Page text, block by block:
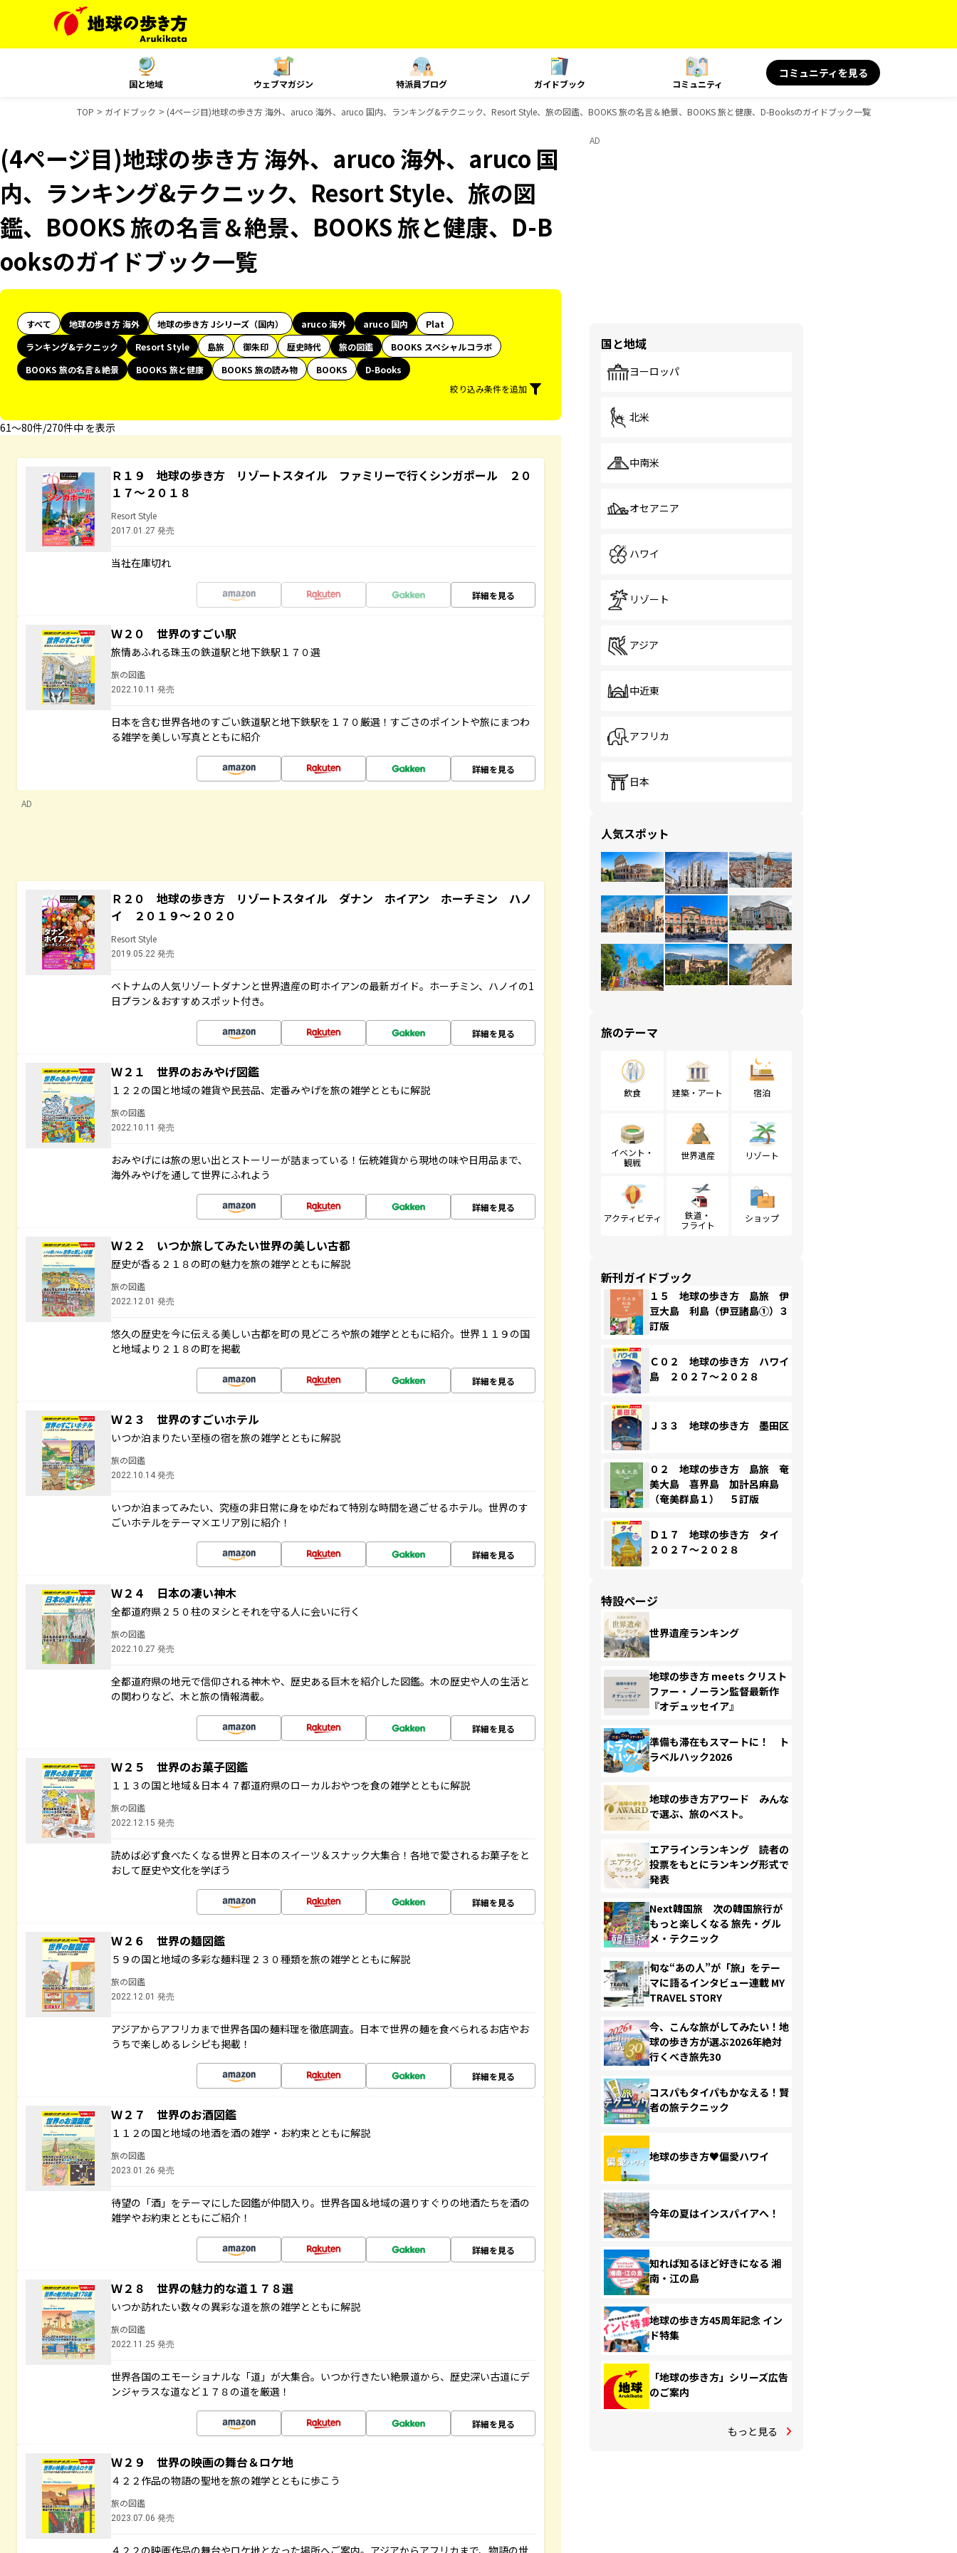
国と地域 ウェブマガジン 特派員ブログ ガイドブック コミュニティ
コミュニティを見る
TOP ガイドブック (4ページ目)地球の歩き方 海外、aruco 海外、aruco 国内、ランキング&テクニック、Resort Style、旅の図鑑、BOOKS 旅の名言＆絶景、BOOKS 旅と健康、D-Booksのガイドブック一覧
(4ページ目)地球の歩き方 海外、aruco 海外、aruco 国
内、ランキング&テクニック、Resort Style、旅の図
鑑、BOOKS 旅の名言＆絶景、BOOKS 旅と健康、D-B
ooksのガイドブック一覧
すべて 地球の歩き方 海外 地球の歩き方 Jシリーズ（国内） aruco 海外 aruco 国内
Plat
ランキング&テクニック
Resort Style 島旅 御朱印 歴史時代 旅の図鑑
BOOKS スペシャルコラボ
BOOKS 旅の名言＆絶景
BOOKS 旅と健康 BOOKS 旅の読み物 BOOKS
D-Books
絞り込み条件を追加
61〜80件/270件中 を表示
Ｒ１９ 地球の歩き方 リゾートスタイル ファミリーで行くシンガポール ２０
１７～２０１８
Resort Style
2017.01.27 発売
当社在庫切れ
詳細を見る
Ｗ２０ 世界のすごい駅
旅情あふれる珠玉の鉄道駅と地下鉄駅１７０選
旅の図鑑
2022.10.11 発売
日本を含む世界各地のすごい鉄道駅と地下鉄駅を１７０厳選！すごさのポイントや旅にまつわ
る雑学を美しい写真とともに紹介
詳細を見る
AD
Ｒ２０ 地球の歩き方 リゾートスタイル ダナン ホイアン ホーチミン ハノ
イ ２０１９～２０２０
Resort Style
2019.05.22 発売
ベトナムの人気リゾートダナンと世界遺産の町ホイアンの最新ガイド。ホーチミン、ハノイの1
日プラン＆おすすめスポット付き。
詳細を見る
Ｗ２１ 世界のおみやげ図鑑
１２２の国と地域の雑貨や民芸品、定番みやげを旅の雑学とともに解説
旅の図鑑
2022.10.11 発売
おみやげには旅の思い出とストーリーが詰まっている！伝統雑貨から現地の味や日用品まで、
海外みやげを通して世界にふれよう
詳細を見る
Ｗ２２ いつか旅してみたい世界の美しい古都
歴史が香る２１８の町の魅力を旅の雑学とともに解説
旅の図鑑
2022.12.01 発売
悠久の歴史を今に伝える美しい古都を町の見どころや旅の雑学とともに紹介。世界１１９の国
と地域より２１８の町を掲載
詳細を見る
Ｗ２３ 世界のすごいホテル
いつか泊まりたい至極の宿を旅の雑学とともに解説
旅の図鑑
2022.10.14 発売
いつか泊まってみたい、究極の非日常に身をゆだねて特別な時間を過ごせるホテル。世界のす
ごいホテルをテーマ×エリア別に紹介！
詳細を見る
Ｗ２４ 日本の凄い神木
全都道府県２５０柱のヌシとそれを守る人に会いに行く
旅の図鑑
2022.10.27 発売
全都道府県の地元で信仰される神木や、歴史ある巨木を紹介した図鑑。木の歴史や人の生活と
の関わりなど、木と旅の情報満載。
詳細を見る
Ｗ２５ 世界のお菓子図鑑
１１３の国と地域＆日本４７都道府県のローカルおやつを食の雑学とともに解説
旅の図鑑
2022.12.15 発売
読めば必ず食べたくなる世界と日本のスイーツ＆スナック大集合！各地で愛されるお菓子をと
おして歴史や文化を学ぼう
詳細を見る
Ｗ２６ 世界の麺図鑑
５９の国と地域の多彩な麺料理２３０種類を旅の雑学とともに解説
旅の図鑑
2022.12.01 発売
アジアからアフリカまで世界各国の麺料理を徹底調査。日本で世界の麺を食べられるお店やお
うちで楽しめるレシピも掲載！
詳細を見る
Ｗ２７ 世界のお酒図鑑
１１２の国と地域の地酒を酒の雑学・お約束とともに解説
旅の図鑑
2023.01.26 発売
待望の「酒」をテーマにした図鑑が仲間入り。世界各国＆地域の選りすぐりの地酒たちを酒の
雑学やお約束とともにご紹介！
詳細を見る
Ｗ２８ 世界の魅力的な道１７８選
いつか訪れたい数々の異彩な道を旅の雑学とともに解説
旅の図鑑
2022.11.25 発売
世界各国のエモーショナルな「道」が大集合。いつか行きたい絶景道から、歴史深い古道にデ
ンジャラスな道など１７８の道を厳選！
詳細を見る
Ｗ２９ 世界の映画の舞台＆ロケ地
４２２作品の物語の聖地を旅の雑学とともに歩こう
旅の図鑑
2023.07.06 発売
４２２の映画作品の舞台やロケ地となった場所へご案内。アジアからアフリカまで、物語の世
AD
国と地域
ヨーロッパ
北米
中南米
オセアニア
ハワイ
リゾート
アジア
中近東
アフリカ
日本
人気スポット
旅のテーマ
飲食 建築・アート 宿泊
イベント・
観戦
世界遺産 リゾート
アクティビティ
鉄道・
フライト
ショップ
新刊ガイドブック
１５ 地球の歩き方 島旅 伊
豆大島 利島（伊豆諸島①）３
訂版
Ｃ０２ 地球の歩き方 ハワイ
島 ２０２７～２０２８
Ｊ３３ 地球の歩き方 墨田区
０２ 地球の歩き方 島旅 奄
美大島 喜界島 加計呂麻島
（奄美群島１） ５訂版
Ｄ１７ 地球の歩き方 タイ
２０２７～２０２８
特設ページ
世界遺産ランキング
地球の歩き方 meets クリスト
ファー・ノーラン監督最新作
『オデュッセイア』
準備も滞在もスマートに！ ト
ラベルハック2026
地球の歩き方アワード みんな
で選ぶ、旅のベスト。
エアラインランキング 読者の
投票をもとにランキング形式で
発表
Next韓国旅 次の韓国旅行が
もっと楽しくなる 旅先・グル
メ・テクニック
旬な“あの人”が「旅」をテー
マに語るインタビュー連載 MY
TRAVEL STORY
今、こんな旅がしてみたい！地
球の歩き方が選ぶ2026年絶対
行くべき旅先30
コスパもタイパもかなえる！賢
者の旅テクニック
地球の歩き方♥偏愛ハワイ
今年の夏はインスパイアへ！
知れば知るほど好きになる 湘
南・江の島
地球の歩き方45周年記念 イン
ド特集
「地球の歩き方」シリーズ広告
のご案内
もっと見る